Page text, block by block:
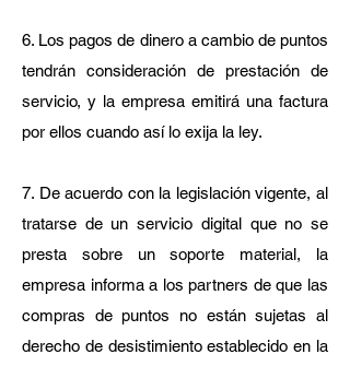
6. Los pagos de dinero a cambio de puntos
tendrán consideración de prestación de
servicio, y la empresa emitirá una factura
por ellos cuando así lo exija la ley.
7. De acuerdo con la legislación vigente, al
tratarse de un servicio digital que no se
presta sobre un soporte material, la
empresa informa a los partners de que las
compras de puntos no están sujetas al
derecho de desistimiento establecido en la